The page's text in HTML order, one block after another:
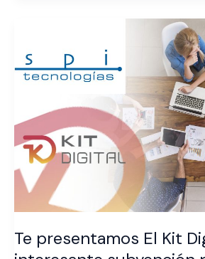
Te presentamos El Kit
Kit
interesante
subvención
para
digitalización
de
pymes
y